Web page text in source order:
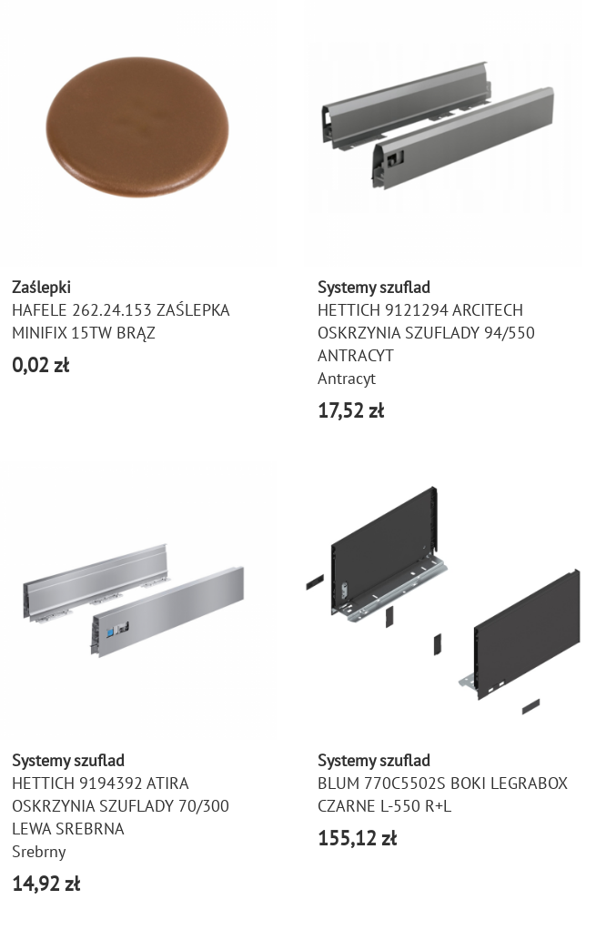
Zaślepki
HAFELE 262.24.153 ZAŚLEPKA
MINIFIX 15TW BRĄZ
0,02 zł
Systemy szuflad
HETTICH 9121294 ARCITECH
OSKRZYNIA SZUFLADY 94/550
ANTRACYT
Antracyt
17,52 zł
Systemy szuflad
HETTICH 9194392 ATIRA
OSKRZYNIA SZUFLADY 70/300
LEWA SREBRNA
Srebrny
14,92 zł
Systemy szuflad
BLUM 770C5502S BOKI LEGRABOX
CZARNE L-550 R+L
155,12 zł